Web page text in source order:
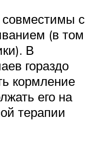
совместимы с
(в том
В
гораздо
кормление
его на
терапии